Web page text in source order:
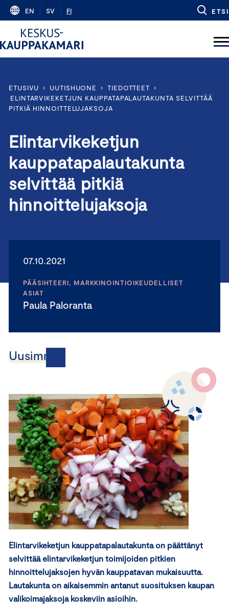
Skip
content
EN SV FI ETSI
ETUSIVU › UUTISHUONE › TIEDOTTEET
›
ELINTARVIKEKETJUN KAUPPATAPALAUTAKUNTA SELVITTÄÄ
PITKIÄ HINNOITTELUJAKSOJA
Elintarvikeketjun
kauppatapalautakunta
selvittää pitkiä
hinnoittelujaksoja
07.10.2021
PÄÄSIHTEERI, MARKKINOINTIOIKEUDELLISET
ASIAT
Paula Paloranta
Uusimmat
Elintarvikeketjun kauppatapalautakunta on päättänyt
selvittää elintarvikeketjun toimijoiden pitkien
hinnoittelujaksojen hyvän kauppatavan mukaisuutta.
Lautakunta on aikaisemmin antanut suosituksen kaupan
valikoimajaksoja koskeviin asioihin.